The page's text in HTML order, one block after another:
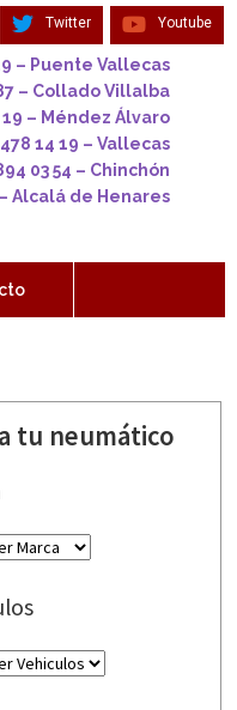
Twitter Youtube
Vallecas
– Collado Villalba
Álvaro
– Vallecas
03 54 – Chinchón
Alcalá de Henares
tu neumático